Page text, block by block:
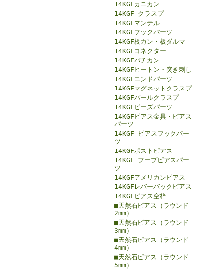
14KGFカニカン
14KGF クラスプ
14KGFマンテル
14KGFフックパーツ
14KGF板カン・板ダルマ
14KGFコネクター
14KGFバチカン
14KGFヒートン・突き刺し
14KGFエンドパーツ
14KGFマグネットクラスプ
14KGFパールクラスプ
14KGFビーズパーツ
14KGFピアス金具・ピアス
パーツ
14KGF ピアスフックパー
ツ
14KGFポストピアス
14KGF フープピアスパー
ツ
14KGFアメリカンピアス
14KGFレバーバックピアス
14KGFピアス空枠
■天然石ピアス（ラウンド
2mm）
■天然石ピアス（ラウンド
3mm）
■天然石ピアス（ラウンド
4mm）
■天然石ピアス（ラウンド
5mm）